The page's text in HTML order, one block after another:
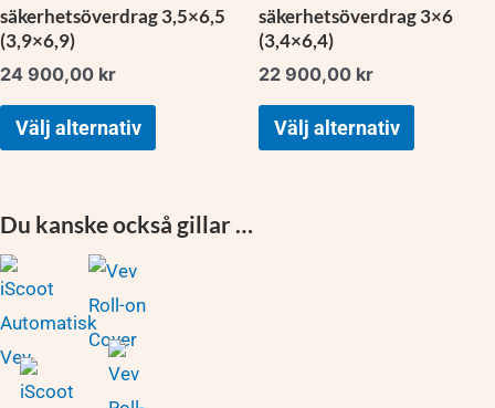
säkerhetsöverdrag 3,5×6,5
(3,9×6,9)
24 900,00 kr
Välj alternativ
på
produktsidan
säkerhetsöverdrag 3×6
(3,4×6,4)
22 900,00 kr
Välj alternativ
på
produktsidan
Du kanske också gillar …